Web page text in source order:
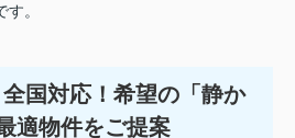
。
国対応！希望の「静か
適物件をご提案